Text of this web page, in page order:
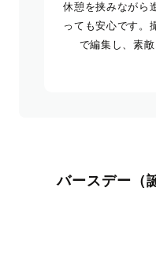
休憩を挟みながら
っても安心です。
で編集し、素
バースデー（